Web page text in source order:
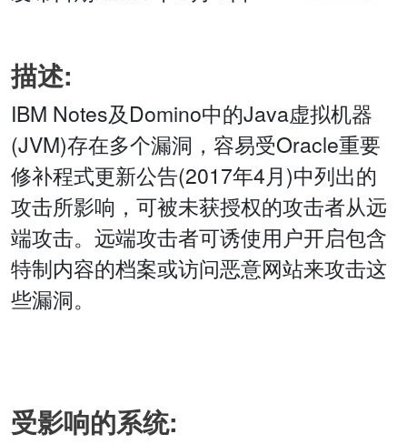
描述:
IBM Notes及Domino中的Java虚拟机器
(JVM)存在多个漏洞，容易受Oracle重要
修补程式更新公告(2017年4月)中列出的
攻击所影响，可被未获授权的攻击者从远
端攻击。远端攻击者可诱使用户开启包含
特制内容的档案或访问恶意网站来攻击这
些漏洞。
受影响的系统: